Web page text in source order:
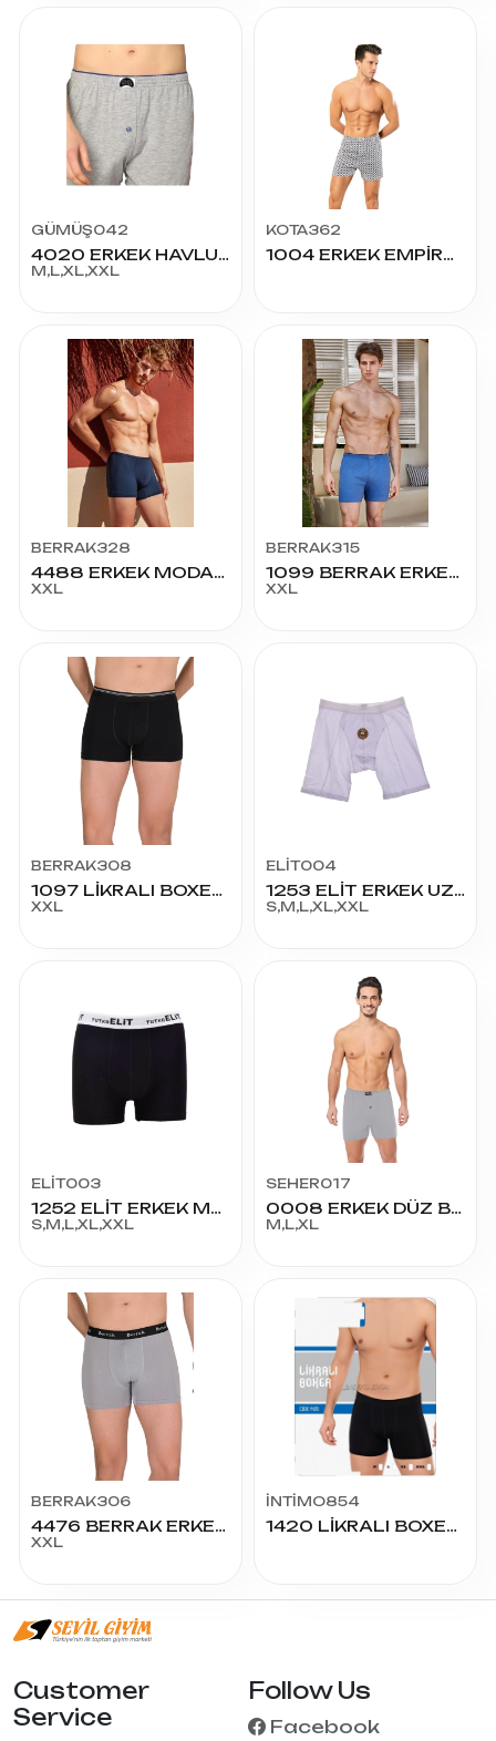
GÜMÜŞ042
4020 ERKEK HAVLU BEL BOXER
M,L,XL,XXL
KOTA362
1004 ERKEK EMPİRME BOXER 2XL-3XL
BERRAK328
4488 ERKEK MODAL BOXER XXL
XXL
BERRAK315
1099 BERRAK ERKEK BOXER XXL BEDEN
XXL
BERRAK308
1097 LİKRALI BOXER XXL
XXL
ELİT004
1253 ELİT ERKEK UZUN ELESTAN BOXER
S,M,L,XL,XXL
ELİT003
1252 ELİT ERKEK MODAL ELESTAN BOXER
S,M,L,XL,XXL
SEHER017
0008 ERKEK DÜZ BOXER ŞORT
M,L,XL
BERRAK306
4476 BERRAK ERKEK MODAL BOXER XXL
XXL
İNTİMO854
1420 LİKRALI BOXER SHORT
Customer
Service
Follow Us
Facebook